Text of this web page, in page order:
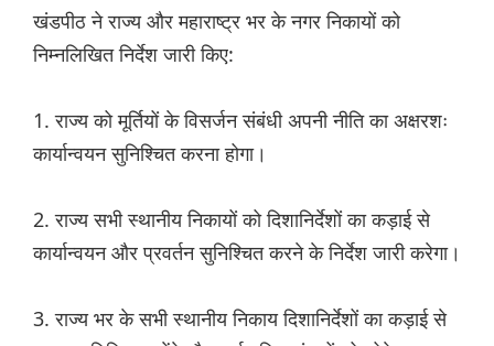
खंडपीठ ने राज्य और महाराष्ट्र भर के नगर निकायों को
निम्नलिखित निर्देश जारी किए:
1. राज्य को मूर्तियों के विसर्जन संबंधी अपनी नीति का अक्षरशः
कार्यान्वयन सुनिश्चित करना होगा।
2. राज्य सभी स्थानीय निकायों को दिशानिर्देशों का कड़ाई से
कार्यान्वयन और प्रवर्तन सुनिश्चित करने के निर्देश जारी करेगा।
3. राज्य भर के सभी स्थानीय निकाय दिशानिर्देशों का कड़ाई से